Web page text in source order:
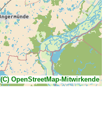
(C) OpenStreetMap-Mitwirkende